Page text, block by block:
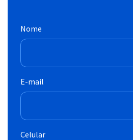
Nome
E-mail
Celular